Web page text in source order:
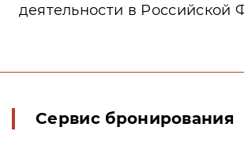
деятельности в Российской
Сервис бронирования